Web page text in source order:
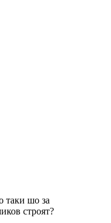
таки шо за
строят?